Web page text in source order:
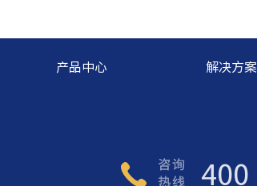
产品中心 解决方案